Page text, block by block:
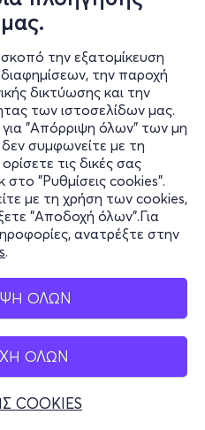
την εξατομίκευση
την παροχή
δικτύωσης και την
των ιστοσελίδων μας.
"Απόρριψη όλων" των μη
συμφωνείτε με τη
τις δικές σας
στο "Ρυθμίσεις cookies".
με τη χρήση των cookies,
"Αποδοχή όλων".Για
ανατρέξτε στην
.
ΟΛΩΝ
ΟΛΩΝ
COOKIES